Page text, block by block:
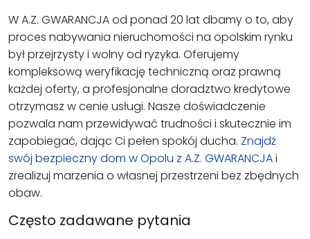
W A.Z. GWARANCJA od ponad 20 lat dbamy o to, aby
proces nabywania nieruchomości na opolskim rynku
był przejrzysty i wolny od ryzyka. Oferujemy
kompleksową weryfikację techniczną oraz prawną
każdej oferty, a profesjonalne doradztwo kredytowe
otrzymasz w cenie usługi. Nasze doświadczenie
pozwala nam przewidywać trudności i skutecznie im
zapobiegać, dając Ci pełen spokój ducha. Znajdź
swój bezpieczny dom w Opolu z A.Z. GWARANCJAi
zrealizuj marzenia o własnej przestrzeni bez zbędnych
obaw.
Często zadawane pytania